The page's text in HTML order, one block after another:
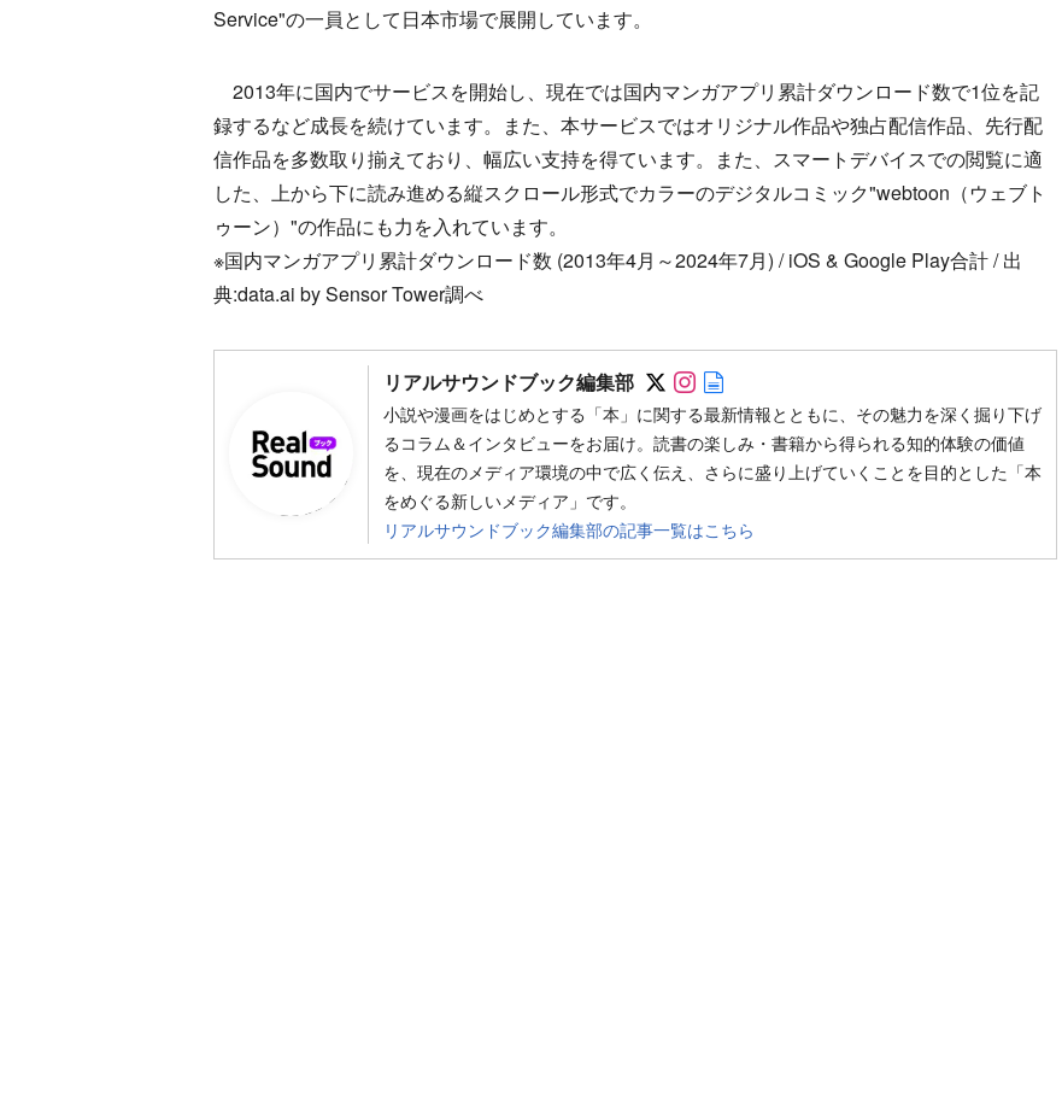
Service"の一員として日本市場で展開しています。
2013年に国内でサービスを開始し、現在では国内マンガアプリ累計ダウンロード数で1位を記
録するなど成長を続けています。また、本サービスではオリジナル作品や独占配信作品、先行配
信作品を多数取り揃えており、幅広い支持を得ています。また、スマートデバイスでの閲覧に適
した、上から下に読み進める縦スクロール形式でカラーのデジタルコミック"webtoon（ウェブト
ゥーン）"の作品にも力を入れています。
※国内マンガアプリ累計ダウンロード数 (2013年4月～2024年7月) / iOS & Google Play合計 / 出
典:data.ai by Sensor Tower調べ
リアルサウンドブック編集部 Follow on SNS
Follow on SNS
小説や漫画をはじめとする「本」に関する最新情報とともに、その魅力を深く掘り下げ
るコラム＆インタビューをお届け。読書の楽しみ・書籍から得られる知的体験の価値
を、現在のメディア環境の中で広く伝え、さらに盛り上げていくことを目的とした「本
をめぐる新しいメディア」です。
リアルサウンドブック編集部の記事一覧はこちら